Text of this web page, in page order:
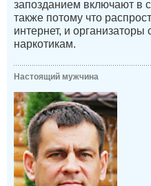
запозданием включают в
также потому что
интернет, и
наркотикам.
Настоящий мужчина